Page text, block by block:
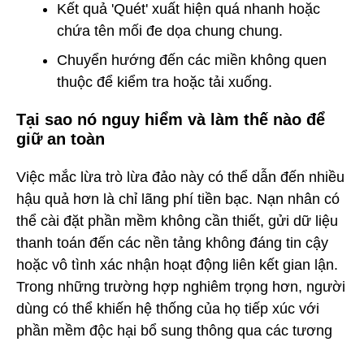
Kết quả 'Quét' xuất hiện quá nhanh hoặc
chứa tên mối đe dọa chung chung.
Chuyển hướng đến các miền không quen
thuộc để kiểm tra hoặc tải xuống.
Tại sao nó nguy hiểm và làm thế nào để
giữ an toàn
Việc mắc lừa trò lừa đảo này có thể dẫn đến nhiều
hậu quả hơn là chỉ lãng phí tiền bạc. Nạn nhân có
thể cài đặt phần mềm không cần thiết, gửi dữ liệu
thanh toán đến các nền tảng không đáng tin cậy
hoặc vô tình xác nhận hoạt động liên kết gian lận.
Trong những trường hợp nghiêm trọng hơn, người
dùng có thể khiến hệ thống của họ tiếp xúc với
phần mềm độc hại bổ sung thông qua các tương